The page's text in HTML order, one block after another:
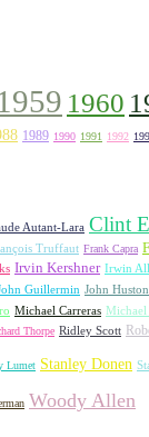
1960
1989 1990 1991 1992
Autant-Lara Clint
Truffaut Frank Capra
Irvin Kershner Irwin
Guillermin John Huston
Michael Carreras
Thorpe Ridley Scott
Lumet Stanley Donen
Woody Allen